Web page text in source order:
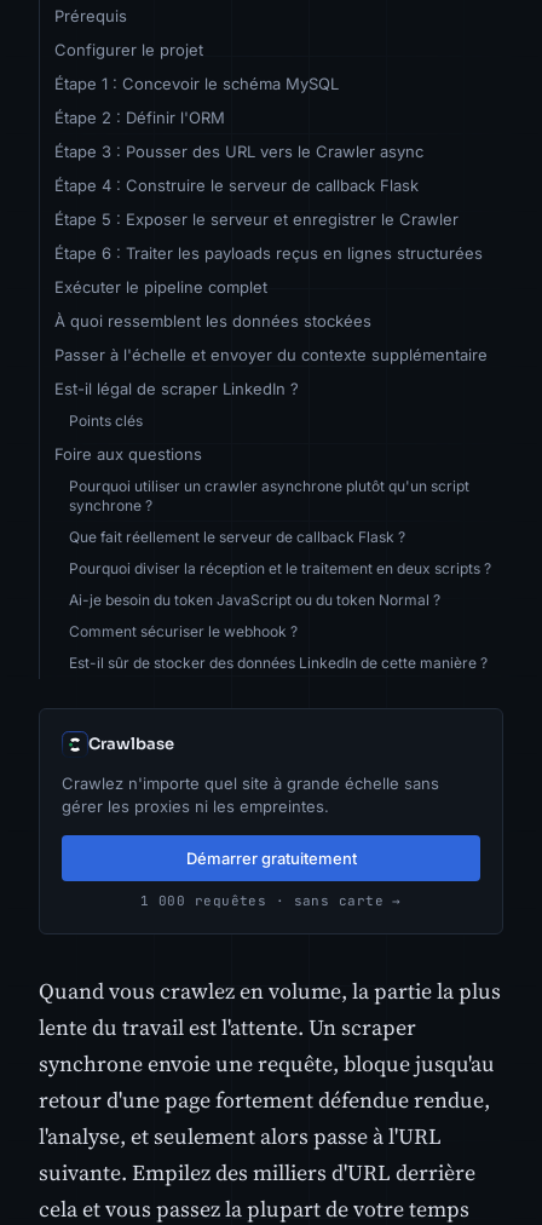
Prérequis
Configurer le projet
Étape 1 : Concevoir le schéma MySQL
Étape 2 : Définir l'ORM
Étape 3 : Pousser des URL vers le Crawler async
Étape 4 : Construire le serveur de callback Flask
Étape 5 : Exposer le serveur et enregistrer le Crawler
Étape 6 : Traiter les payloads reçus en lignes structurées
Exécuter le pipeline complet
À quoi ressemblent les données stockées
Passer à l'échelle et envoyer du contexte supplémentaire
Est-il légal de scraper LinkedIn ?
Points clés
Foire aux questions
Pourquoi utiliser un crawler asynchrone plutôt qu'un script
synchrone ?
Que fait réellement le serveur de callback Flask ?
Pourquoi diviser la réception et le traitement en deux scripts ?
Ai-je besoin du token JavaScript ou du token Normal ?
Comment sécuriser le webhook ?
Est-il sûr de stocker des données LinkedIn de cette manière ?
Crawlbase
Crawlez n'importe quel site à grande échelle sans
gérer les proxies ni les empreintes.
Démarrer gratuitement
1 000 requêtes · sans carte →
Quand vous crawlez en volume, la partie la plus
lente du travail est l'attente. Un scraper
synchrone envoie une requête, bloque jusqu'au
retour d'une page fortement défendue rendue,
l'analyse, et seulement alors passe à l'URL
suivante. Empilez des milliers d'URL derrière
cela et vous passez la plupart de votre temps